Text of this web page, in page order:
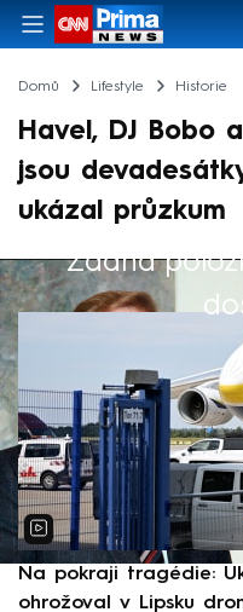
Domů Lifestyle Historie
Havel, DJ Bobo
jsou
ukázal průzkum
Žádná
Výběr redakce
Na pokraji tragédie:
ohrožoval v Lipsku